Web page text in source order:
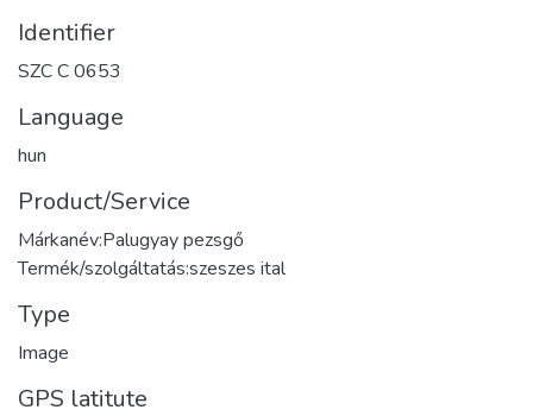
Identifier
SZC C 0653
Language
hun
Product/Service
Márkanév:Palugyay pezsgő
Termék/szolgáltatás:szeszes ital
Type
Image
GPS latitute